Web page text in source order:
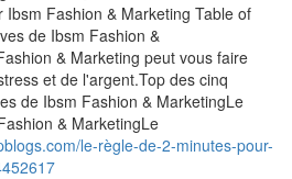
Fashion & Marketing Table of
de Ibsm Fashion &
& Marketing peut vous faire
et de l'argent.Top des cinq
de Ibsm Fashion & MarketingLe
& MarketingLe
le-règle-de-2-minutes-pour-